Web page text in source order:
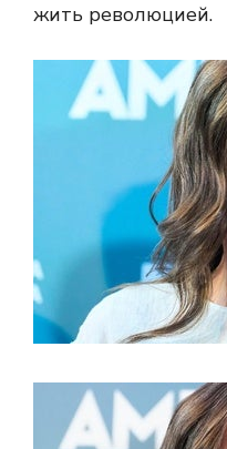
жить революцией.